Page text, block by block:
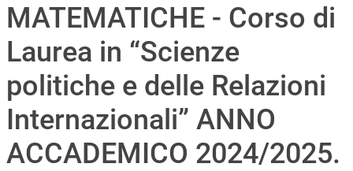
MATEMATICHE - Corso di
Laurea in “Scienze
politiche e delle Relazioni
Internazionali” ANNO
ACCADEMICO 2024/2025.